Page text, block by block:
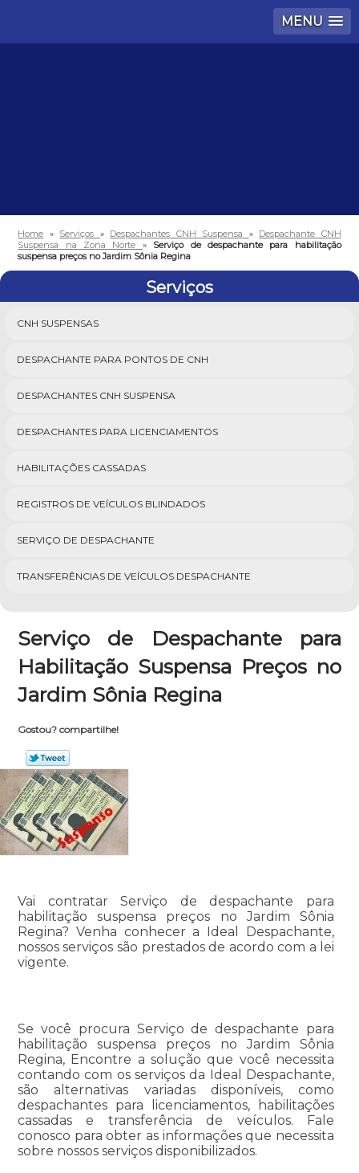
MENU
Home » Serviços » Despachantes CNH Suspensa » Despachante CNH
Suspensa na Zona Norte » Serviço de despachante para habilitação
suspensa preços no Jardim Sônia Regina
Serviços
CNH SUSPENSAS
DESPACHANTE PARA PONTOS DE CNH
DESPACHANTES CNH SUSPENSA
DESPACHANTES PARA LICENCIAMENTOS
HABILITAÇÕES CASSADAS
REGISTROS DE VEÍCULOS BLINDADOS
SERVIÇO DE DESPACHANTE
TRANSFERÊNCIAS DE VEÍCULOS DESPACHANTE
Serviço de Despachante para
Habilitação Suspensa Preços no
Jardim Sônia Regina
Gostou? compartilhe!
Vai contratar Serviço de despachante para
habilitação suspensa preços no Jardim Sônia
Regina? Venha conhecer a Ideal Despachante,
nossos serviços são prestados de acordo com a lei
vigente.
Se você procura Serviço de despachante para
habilitação suspensa preços no Jardim Sônia
Regina, Encontre a solução que você necessita
contando com os serviços da Ideal Despachante,
são alternativas variadas disponíveis, como
despachantes para licenciamentos, habilitações
cassadas e transferência de veículos. Fale
conosco para obter as informações que necessita
sobre nossos serviços disponibilizados.